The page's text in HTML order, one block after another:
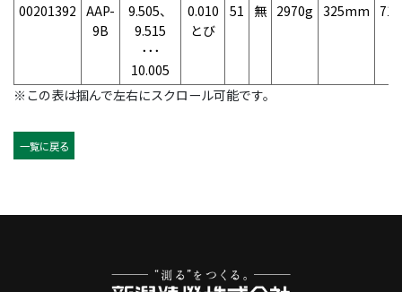
00201392 AAP-
9B
9.505、
9.515
･･･
10.005
0.010
とび
51 無 2970g 325mm
※この表は掴んで左右にスクロール可能です。
一覧に戻る